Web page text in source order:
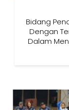
Bidang
Dengan
Dalam